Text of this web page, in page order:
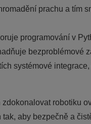
prachu a tím
programování v
bezproblémové
systémové
robotiku
aby bezpečně a